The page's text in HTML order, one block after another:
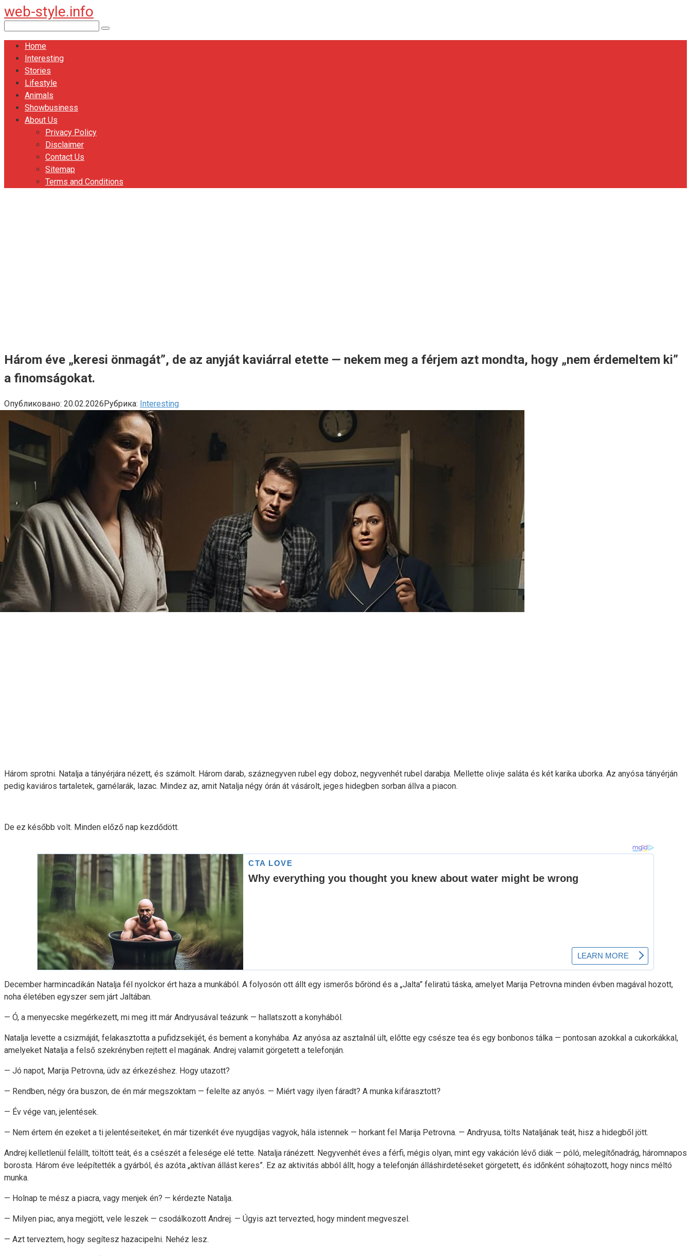
Перейти
к
контенту
web-style.info
Home
Interesting
Stories
Lifestyle
Animals
Showbusiness
About Us
Privacy Policy
Disclaimer
Contact Us
Sitemap
Terms and Conditions
Három éve „keresi önmagát”, de az anyját kaviárral etette — nekem meg a férjem azt mondta, hogy „nem érdemeltem ki”
a finomságokat.
Опубликовано: 20.02.2026Рубрика: Interesting
Három sprotni. Natalja a tányérjára nézett, és számolt. Három darab, száznegyven rubel egy doboz, negyvenhét rubel darabja. Mellette olivje saláta és két karika uborka. Az anyósa tányérján
pedig kaviáros tartaletek, garnélarák, lazac. Mindez az, amit Natalja négy órán át vásárolt, jeges hidegben sorban állva a piacon.
De ez később volt. Minden előző nap kezdődött.
December harmincadikán Natalja fél nyolckor ért haza a munkából. A folyosón ott állt egy ismerős bőrönd és a „Jalta” feliratú táska, amelyet Marija Petrovna minden évben magával hozott,
noha életében egyszer sem járt Jaltában.
— Ó, a menyecske megérkezett, mi meg itt már Andryusával teázunk — hallatszott a konyhából.
Natalja levette a csizmáját, felakasztotta a pufidzsekijét, és bement a konyhába. Az anyósa az asztalnál ült, előtte egy csésze tea és egy bonbonos tálka — pontosan azokkal a cukorkákkal,
amelyeket Natalja a felső szekrényben rejtett el magának. Andrej valamit görgetett a telefonján.
— Jó napot, Marija Petrovna, üdv az érkezéshez. Hogy utazott?
— Rendben, négy óra buszon, de én már megszoktam — felelte az anyós. — Miért vagy ilyen fáradt? A munka kifárasztott?
— Év vége van, jelentések.
— Nem értem én ezeket a ti jelentéseiteket, én már tizenkét éve nyugdíjas vagyok, hála istennek — horkant fel Marija Petrovna. — Andryusa, tölts Nataljának teát, hisz a hidegből jött.
Andrej kelletlenül felállt, töltött teát, és a csészét a felesége elé tette. Natalja ránézett. Negyvenhét éves a férfi, mégis olyan, mint egy vakáción lévő diák — póló, melegítőnadrág, háromnapos
borosta. Három éve leépítették a gyárból, és azóta „aktívan állást keres”. Ez az aktivitás abból állt, hogy a telefonján álláshirdetéseket görgetett, és időnként sóhajtozott, hogy nincs méltó
munka.
— Holnap te mész a piacra, vagy menjek én? — kérdezte Natalja.
— Milyen piac, anya megjött, vele leszek — csodálkozott Andrej. — Úgyis azt tervezted, hogy mindent megveszel.
— Azt terveztem, hogy segítesz hazacipelni. Nehéz lesz.